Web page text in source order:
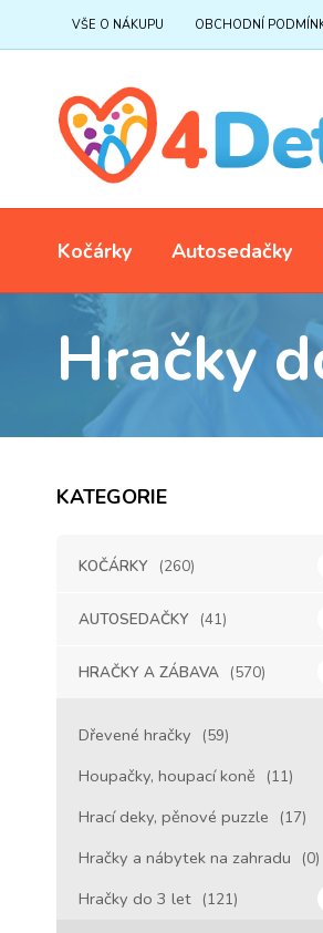
VŠE O NÁKUPU OBCHODNÍ
Kočárky Autosedačky
Hračky
KATEGORIE
KOČÁRKY (260)
AUTOSEDAČKY (41)
HRAČKY A ZÁBAVA (570)
Dřevené hračky (59)
Houpačky, houpací koně (11)
Hrací deky, pěnové puzzle (17)
Hračky a nábytek na zahradu (0)
Hračky do 3 let (121)